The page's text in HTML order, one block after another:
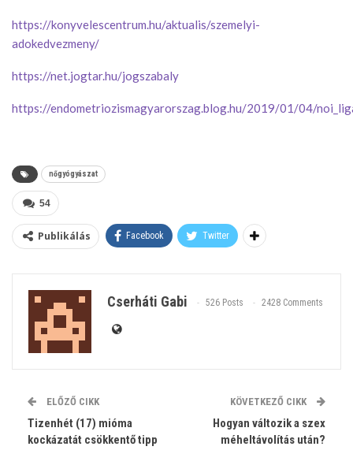
https://konyvelescentrum.hu/aktualis/szemelyi-
adokedvezmeny/
https://net.jogtar.hu/jogszabaly
https://endometriozismagyarorszag.blog.hu/2019/01/04/
nőgyógyászat
54
Publikálás Facebook Twitter
Cserháti Gabi 526 Posts 2428 Comments
ELŐZŐ CIKK
Tizenhét (17) mióma
kockázatát csökkentő tipp
KÖVETKEZŐ CIKK
Hogyan változik a szex
méheltávolítás után?